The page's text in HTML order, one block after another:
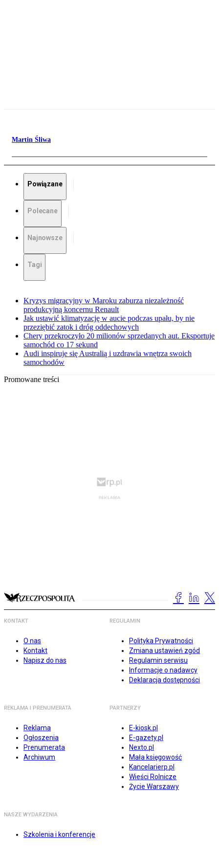
Martin Śliwa
Powiązane
Polecane
Najnowsze
Tagi
Kryzys migracyjny w Maroku zaburza niezależność
produkcyjną koncernu Renault
Jak ustawić klimatyzację w aucie podczas upału, by nie
przeziębić zatok i dróg oddechowych
Chery przekroczyło 20 milionów sprzedanych aut. Eksportuje
samochód co 17 sekund
Audi inspiruje się Australią i uzdrawia wnętrza swoich
samochodów
Promowane treści
KONTAKT
O nas
Kontakt
Napisz do nas
REGULAMIN
Polityka Prywatności
Zmiana ustawień zgód
Regulamin serwisu
Informacje o nadawcy
Deklaracja dostępności
REKLAMA I PRENUMERATA
Reklama
Ogłoszenia
Prenumerata
Archiwum
PARTNERZY
E-kiosk.pl
E-gazety.pl
Nexto.pl
Mała księgowość
Kancelarierp.pl
Wieści Rolnicze
Życie Warszawy
NASZE WYDARZENIA
Szkolenia i konferencje